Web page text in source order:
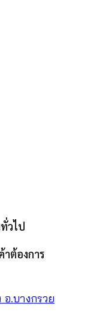
วไป
ต้องการ
.บางกรวย